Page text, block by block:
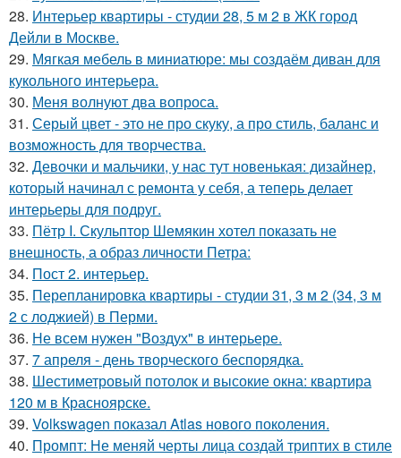
28. Интерьер квартиры - студии 28, 5 м 2 в ЖК город
Дейли в Москве.
29. Мягкая мебель в миниатюре: мы создаём диван для
кукольного интерьера.
30. Меня волнуют два вопроса.
31. Серый цвет - это не про скуку, а про стиль, баланс и
возможность для творчества.
32. Девочки и мальчики, у нас тут новенькая: дизайнер,
который начинал с ремонта у себя, а теперь делает
интерьеры для подруг.
33. Пётр I. Скульптор Шемякин хотел показать не
внешность, а образ личности Петра:
34. Пост 2. интерьер.
35. Перепланировка квартиры - студии 31, 3 м 2 (34, 3 м
2 с лоджией) в Перми.
36. Не всем нужен "Воздух" в интерьере.
37. 7 апреля - день творческого беспорядка.
38. Шестиметровый потолок и высокие окна: квартира
120 м в Красноярске.
39. Volkswagen показал Atlas нового поколения.
40. Промпт: Не меняй черты лица создай триптих в стиле